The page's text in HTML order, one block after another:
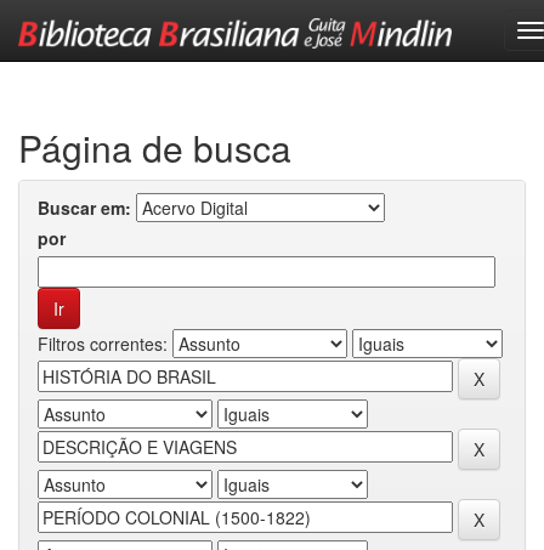
Página de busca
Buscar em:
por
Filtros correntes: